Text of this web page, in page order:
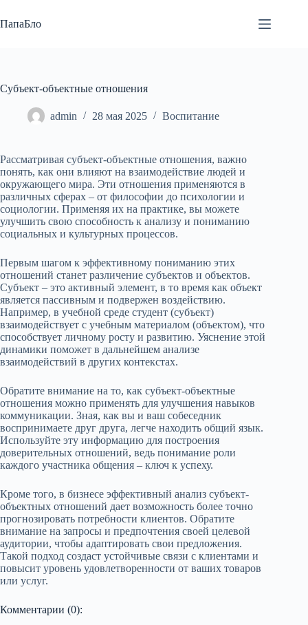
к
сути
ПапаБло
Субъект-объектные отношения
admin 28 мая 2025 Воспитание
Рассматривая субъект-объектные отношения, важно
понять, как они влияют на взаимодействие людей и
окружающего мира. Эти отношения применяются в
различных сферах – от философии до психологии и
социологии. Применяя их на практике, вы можете
улучшить свою способность к анализу и пониманию
социальных и культурных процессов.
Первым шагом к эффективному пониманию этих
отношений станет различение субъектов и объектов.
Субъект – это активный элемент, в то время как объект
является пассивным и подвержен воздействию.
Например, в учебной среде студент (субъект)
взаимодействует с учебным материалом (объектом), что
способствует личному росту и развитию. Уяснение этой
динамики поможет в дальнейшем анализе
взаимодействий в других контекстах.
Обратите внимание на то, как субъект-объектные
отношения можно применять для улучшения навыков
коммуникации. Зная, как вы и ваш собеседник
воспринимаете друг друга, легче находить общий язык.
Используйте эту информацию для построения
доверительных отношений, ведь понимание роли
каждого участника общения – ключ к успеху.
Кроме того, в бизнесе эффективный анализ субъект-
объектных отношений дает возможность более точно
прогнозировать потребности клиентов. Обратите
внимание на запросы и предпочтения своей целевой
аудитории, чтобы адаптировать свои предложения.
Такой подход создаст устойчивые связи с клиентами и
повысит уровень удовлетворенности от ваших товаров
или услуг.
Комментарии (0):